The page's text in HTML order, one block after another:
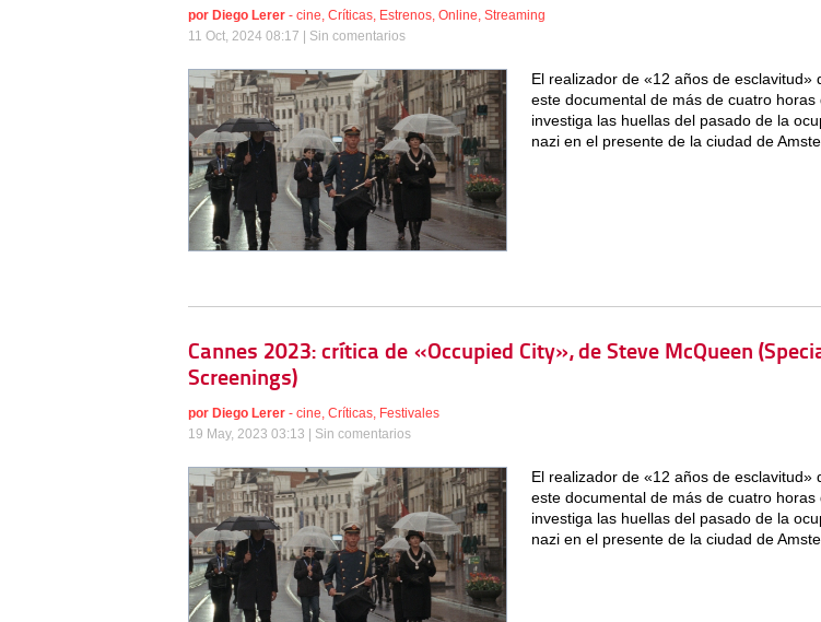
por Diego Lerer - cine, Críticas, Estrenos, Online, Streaming
11 Oct, 2024 08:17 | Sin comentarios
El realizador de «12 años de esclavitud»
este documental de más de cuatro horas
investiga las huellas del pasado de la
nazi en el presente de la ciudad de
Cannes 2023: crítica de «Occupied City», de Steve McQueen
Screenings)
por Diego Lerer - cine, Críticas, Festivales
19 May, 2023 03:13 | Sin comentarios
El realizador de «12 años de esclavitud»
este documental de más de cuatro horas
investiga las huellas del pasado de la
nazi en el presente de la ciudad de